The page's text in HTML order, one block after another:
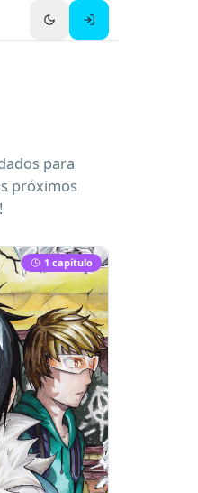
para
próximos
1 capítulo